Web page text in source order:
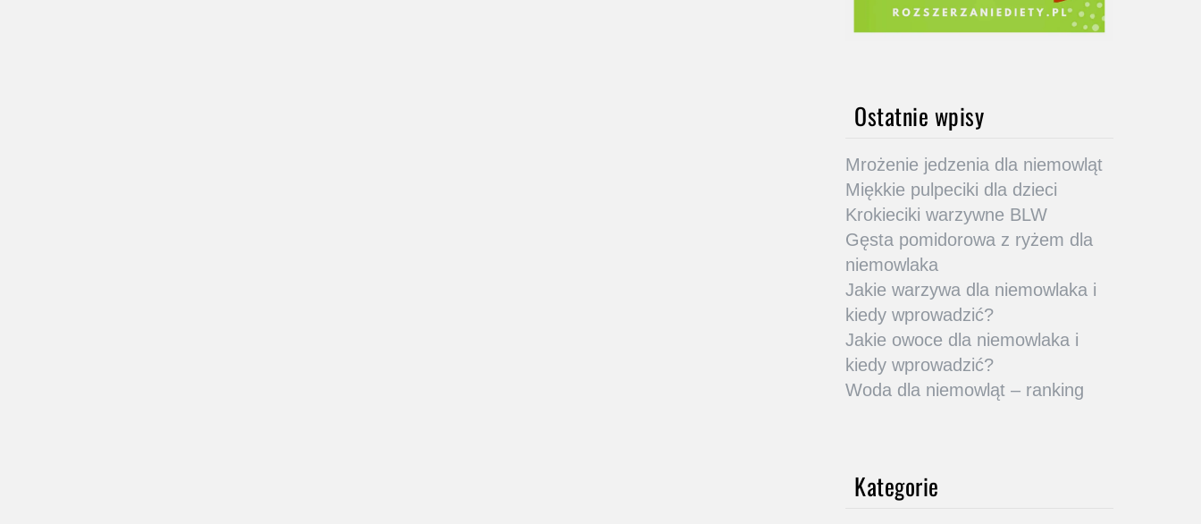
Ostatnie wpisy
Mrożenie jedzenia dla niemowląt
Miękkie pulpeciki dla dzieci
Krokieciki warzywne BLW
Gęsta pomidorowa z ryżem dla
niemowlaka
Jakie warzywa dla niemowlaka i
kiedy wprowadzić?
Jakie owoce dla niemowlaka i
kiedy wprowadzić?
Woda dla niemowląt – ranking
Kategorie